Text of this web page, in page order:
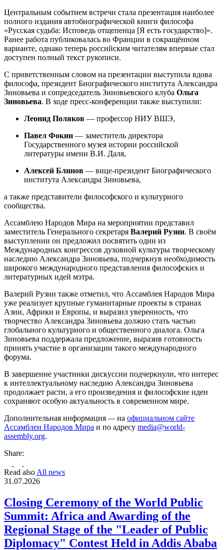
Центральным событием встречи стала презентация наиболее
полного издания автобиографической книги философа
«Русская судьба: Исповедь отщепенца [Я есть государство]».
Ранее работа публиковалась во Франции в сокращённом
варианте, однако теперь российским читателям впервые стал
доступен полный текст рукописи.
С приветственным словом на презентации выступила вдова
философа, президент Биографического института Александра
Зиновьева и сопредседатель Зиновьевского клуба Ольга
Зиновьева. В ходе пресс-конференции также выступили:
Леонид Поляков — профессор НИУ ВШЭ,
Павел Фокин — заместитель директора
Государственного музея истории российской
литературы имени В.И. Даля,
Алексей Блинов — вице-президент Биографического
института Александра Зиновьева,
а также представители философского и культурного
сообщества.
Ассамблею Народов Мира на мероприятии представил
заместитель Генерального секретаря Валерий Рузин. В своём
выступлении он предложил посвятить один из
Международных конгрессов духовной культуры творческому
наследию Александра Зиновьева, подчеркнув необходимость
широкого международного представления философских и
литературных идей мэтра.
Валерий Рузин также отметил, что Ассамблея Народов Мира
уже реализует крупные гуманитарные проекты в странах
Азии, Африки и Европы, и выразил уверенность, что
творчество Александра Зиновьева должно стать частью
глобального культурного и общественного диалога. Ольга
Зиновьева поддержала предложение, выразив готовность
принять участие в организации такого международного
форума.
В завершение участники дискуссии подчеркнули, что интерес
к интеллектуальному наследию Александра Зиновьева
продолжает расти, а его произведения и философские идеи
сохраняют особую актуальность в современном мире.
Дополнительная информация —на официальном сайте
Ассамблеи Народов Мира и по адресу media@world-
assembly.org.
Share:
Read also All news
31.07.2026
Closing Ceremony of the World Public
Summit: Africa and Awarding of the
Regional Stage of the "Leader of Public
Diplomacy" Contest Held in Addis Ababa